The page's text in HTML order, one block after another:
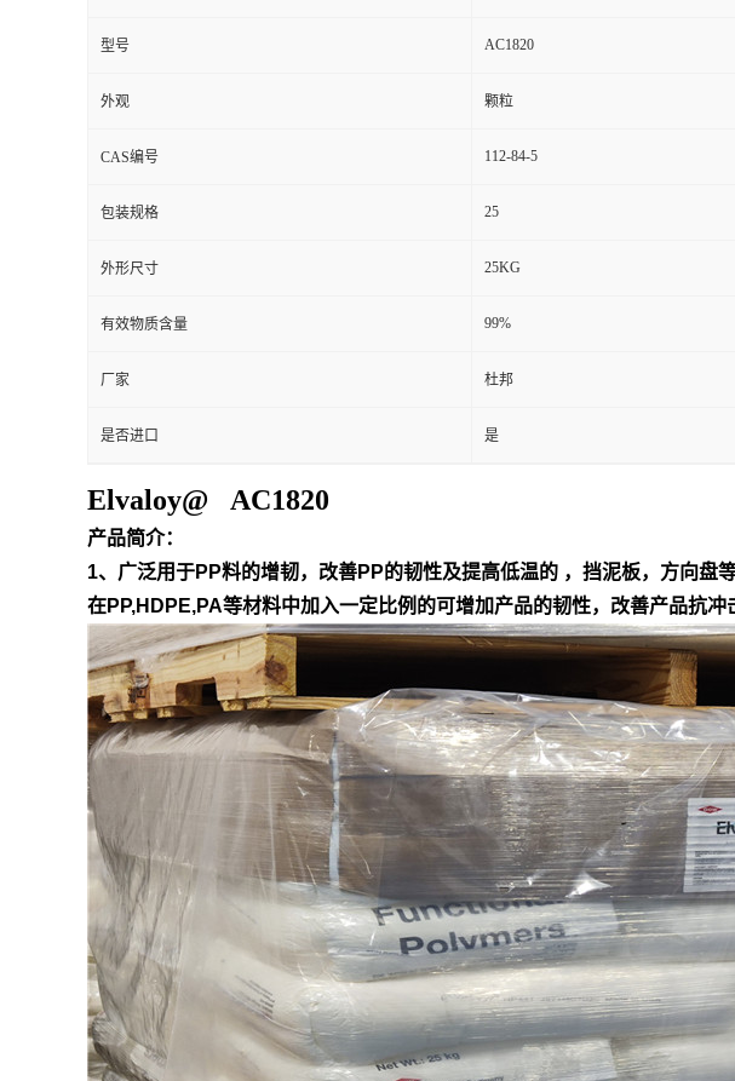
型号 AC1820
外观 颗粒
CAS编号 112-84-5
包装规格 25
外形尺寸 25KG
有效物质含量 99%
厂家 杜邦
是否进口 是
Elvaloy@ AC1820
产品简介：
1、广泛用于PP料的增韧，改善PP的韧性及提高低温的 ，挡泥板，方向盘等
在PP,HDPE,PA等材料中加入一定比例的可增加产品的韧性，改善产品抗冲